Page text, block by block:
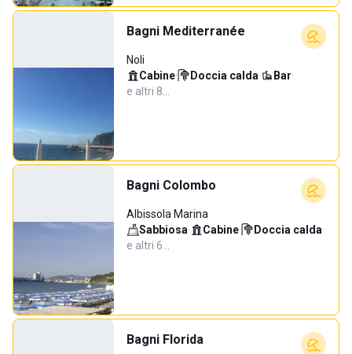
Bagni Mediterranée
Noli
Cabine· Doccia calda· Bar·
e altri 8…
Bagni Colombo
Albissola Marina
Sabbiosa· Cabine· Doccia calda·
e altri 6…
Bagni Florida